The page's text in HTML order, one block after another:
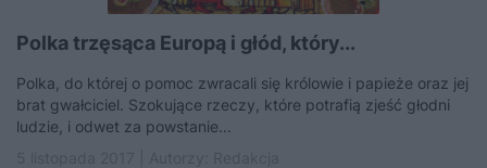
Polka trzęsąca Europą i głód, który...
Polka, do której o pomoc zwracali się królowie i papieże oraz jej
brat gwałciciel. Szokujące rzeczy, które potrafią zjeść głodni
ludzie, i odwet za powstanie...